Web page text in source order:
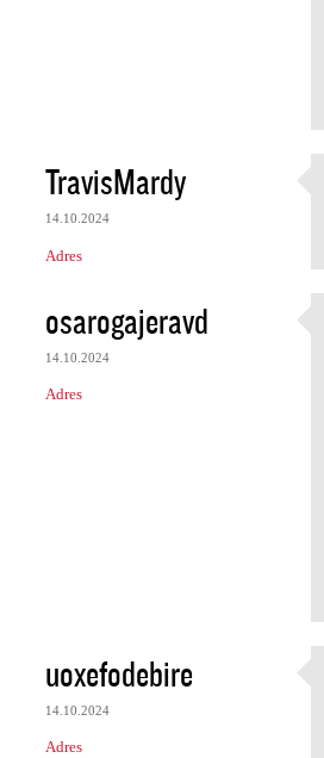
TravisMardy
14.10.2024
Adres
osarogajeravd
14.10.2024
Adres
uoxefodebire
14.10.2024
Adres